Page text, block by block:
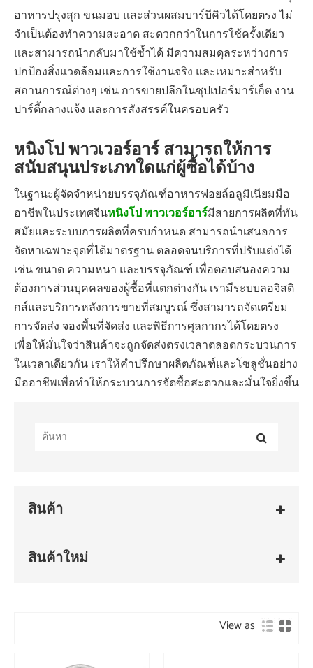
อาหารปรุงสุก ขนมอบ และส่วนผสมบาร์บีคิวได้โดยตรง ไม่
จำเป็นต้องทำความสะอาด สะดวกกว่าในการใช้ครั้งเดียว
และสามารถนำกลับมาใช้ซ้ำได้ มีความสมดุลระหว่างการ
ปกป้องสิ่งแวดล้อมและการใช้งานจริง และเหมาะสำหรับ
สถานการณ์ต่างๆ เช่น การขายปลีกในซุปเปอร์มาร์เก็ต งาน
ปาร์ตี้กลางแจ้ง และการสังสรรค์ในครอบครัว
หนิงโป พาวเวอร์อาร์ สามารถให้การ
สนับสนุนประเภทใดแก่ผู้ซื้อได้บ้าง
ในฐานะผู้จัดจำหน่ายบรรจุภัณฑ์อาหารฟอยล์อลูมิเนียมมือ
อาชีพในประเทศจีนหนิงโป พาวเวอร์อาร์มีสายการผลิตที่ทัน
สมัยและระบบการผลิตที่ครบกำหนด สามารถนำเสนอการ
จัดหาเฉพาะจุดที่ได้มาตรฐาน ตลอดจนบริการที่ปรับแต่งได้
เช่น ขนาด ความหนา และบรรจุภัณฑ์ เพื่อตอบสนองความ
ต้องการส่วนบุคคลของผู้ซื้อที่แตกต่างกัน เรามีระบบลอจิสติ
กส์และบริการหลังการขายที่สมบูรณ์ ซึ่งสามารถจัดเตรียม
การจัดส่ง จองพื้นที่จัดส่ง และพิธีการศุลกากรได้โดยตรง
เพื่อให้มั่นใจว่าสินค้าจะถูกจัดส่งตรงเวลาตลอดกระบวนการ
ในเวลาเดียวกัน เราให้คำปรึกษาผลิตภัณฑ์และโซลูชั่นอย่าง
มืออาชีพเพื่อทำให้กระบวนการจัดซื้อสะดวกและมั่นใจยิ่งขึ้น
สินค้า
สินค้าใหม่
View as